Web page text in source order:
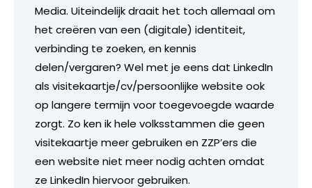
Media. Uiteindelijk draait het toch allemaal om
het creëren van een (digitale) identiteit,
verbinding te zoeken, en kennis
delen/vergaren? Wel met je eens dat LinkedIn
als visitekaartje/cv/persoonlijke website ook
op langere termijn voor toegevoegde waarde
zorgt. Zo ken ik hele volksstammen die geen
visitekaartje meer gebruiken en ZZP’ers die
een website niet meer nodig achten omdat
ze LinkedIn hiervoor gebruiken.